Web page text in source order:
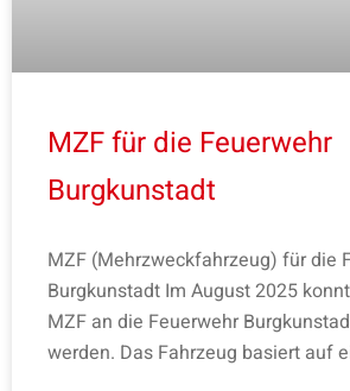
MZF für die Feuerwehr
Burgkunstadt
MZF (Mehrzweckfahrzeug) für die
Burgkunstadt Im August 2025
MZF an die Feuerwehr
werden. Das Fahrzeug basiert auf